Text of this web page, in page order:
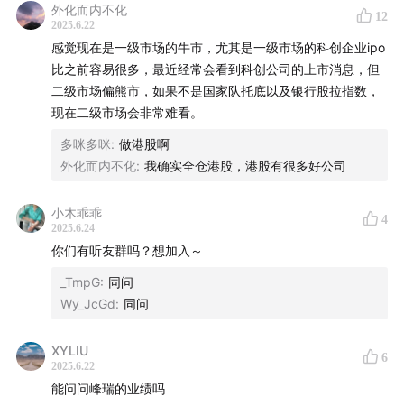
（Jane Street）创下香港中环核心商业区数十年来最大宗
的单一办公室租赁记录。为什么这两年香港发生了翻天覆
地的变化?
此外，今年前五个月，全球资本市场中增长较好的
球资金流向正在发生显著变化。那么，这些变化是如何逐
13:18 2020年，以美联储为代表的各国央行实施了前所未
有的超宽松货币政策，向市场注入大量流动性，这些巨额
资金的流向成为资本市场的关键变量。到2022年，由于受
到部分外媒舆论的影响，中国市场被评估为高风险市场；
以进行合理配置。与此同时，一些新兴市场由于体量较
小，难以容纳大体量资金。在这种情况下，能够容纳这些
外化而内不化
2025.6.22
12
感觉现在是一级市场的牛市，尤其是一级市场的科创企业ipo
比之前容易很多，最近经常会看到科创公司的上市消息，但
二级市场偏熊市，如果不是国家队托底以及银行股拉指数，
现在二级市场会非常难看。
多咪多咪: 做港股啊
外化而内不化: 我确实全仓港股，港股有很多好公司
小木乖乖
2025.6.24
4
你们有听友群吗？想加入～
_TmpG: 同问
Wy_JcGd: 同问
XYLIU
2025.6.22
6
能问问峰瑞的业绩吗